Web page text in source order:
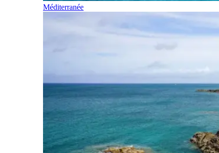
Méditerranée